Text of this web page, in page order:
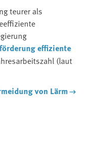
teurer als
effiziente
(laut
von Lärm